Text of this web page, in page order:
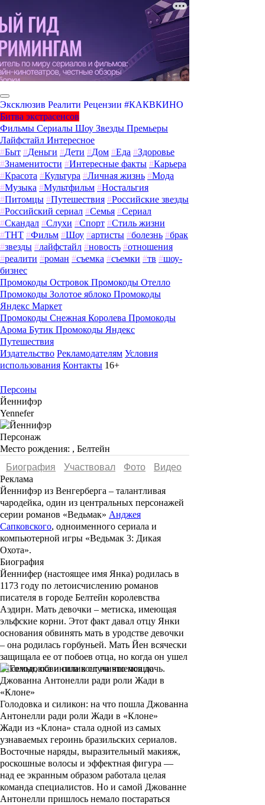
Эксклюзив Реалити Рецензии #КАКВКИНО
Битва экстрасенсов
Фильмы Сериалы Шоу Звезды Премьеры
Лайфстайл Интересное
#Быт #Деньги #Дети #Дом #Еда #Здоровье
#Знаменитости #Интересные факты #Карьера
#Красота #Культура #Личная жизнь #Мода
#Музыка #Мультфильм #Ностальгия
#Питомцы #Путешествия #Российские звезды
#Российский сериал #Семья #Сериал
#Скандал #Слухи #Спорт #Стиль жизни
#ТНТ #Фильм #Шоу #артисты #болезнь #брак
#звезды #лайфстайл #новость #отношения
#реалити #роман #съемка #съемки #тв #шоу-
бизнес
Промокоды Островок Промокоды Отелло
Промокоды Золотое яблоко Промокоды
Яндекс Маркет
Промокоды Снежная Королева Промокоды
Арома Бутик Промокоды Яндекс
Путешествия
Издательство Рекламодателям Условия
использования Контакты 16+
Персоны
Йеннифэр
Yennefer
Персонаж
Место рождения: , Белтейн
Биография
Участвовал Фото
Видеo
Реклама
Йеннифэр из Венгерберга – талантливая
чародейка, один из центральных персонажей
серии романов «Ведьмак» Анджея
Сапковского, одноименного сериала и
компьютерной игры «Ведьмак 3: Дикая
Охота».
Биография
Йеннифер (настоящее имя Янка) родилась в
1173 году по летоисчислению романов
писателя в городе Белтейн королевства
Аэдирн. Мать девочки – метиска, имеющая
эльфские корни. Этот факт давал отцу Янки
основания обвинять мать в уродстве девочки
– она родилась горбуньей. Мать Йен всячески
защищала ее от побоев отца, но когда он ушел
из семьи, обвинила в случившемся дочь.
Голодовка и силикон: на что пошла Джованна
Антонелли ради роли Жади в «Клоне»
Жади из «Клона» стала одной из самых
узнаваемых героинь бразильских сериалов.
Восточные наряды, выразительный макияж,
роскошные волосы и эффектная фигура —
над ее экранным образом работала целая
команда специалистов. Но и самой Джованне
Антонелли пришлось немало постараться